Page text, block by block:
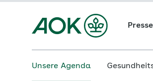
Unsere Agenda